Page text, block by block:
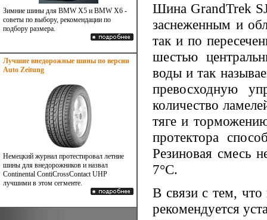
Зимние шины для BMW X5 и BMW X6 -
советы по выбору, рекомендации по
подбору размера.
Лучшие внедорожные шины по версии
Auto Zeitung
Немецкий журнал протестировал летние
шины для внедорожников и назвал
Continental ContiCrossContact UHP
лучшими в этом сегменте.
Шина GrandTrek
заснеженным и
так и по
шестью
воды и так
превосходную
количество
тяге и
протектора
Резиновая смесь
7°C.
В связи с тем,
рекомендуется